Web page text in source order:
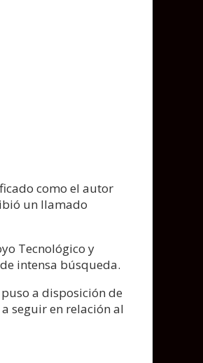
como el autor
un llamado
Tecnológico y
intensa búsqueda.
a disposición de
seguir en relación al